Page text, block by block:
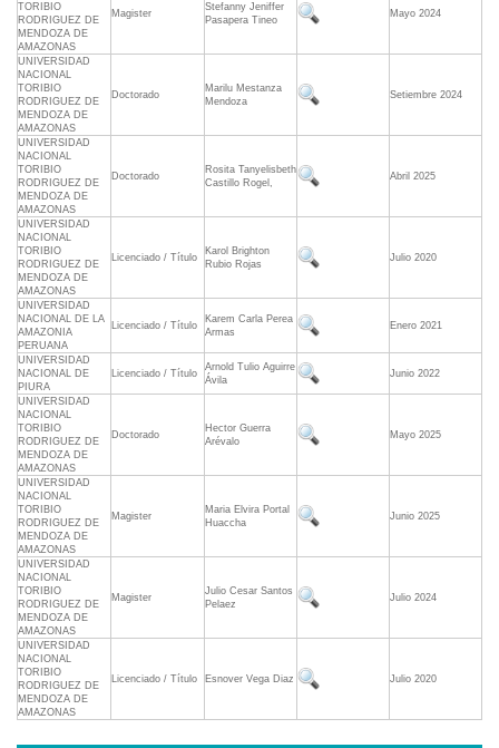
TORIBIO
RODRIGUEZ DE
MENDOZA DE
AMAZONAS
Magister
Stefanny Jeniffer
Pasapera Tineo
Mayo 2024
UNIVERSIDAD
NACIONAL
TORIBIO
RODRIGUEZ DE
MENDOZA DE
AMAZONAS
Doctorado
Marilu Mestanza
Mendoza
Setiembre 2024
UNIVERSIDAD
NACIONAL
TORIBIO
RODRIGUEZ DE
MENDOZA DE
AMAZONAS
Doctorado
Rosita Tanyelisbeth
Castillo Rogel,
Abril 2025
UNIVERSIDAD
NACIONAL
TORIBIO
RODRIGUEZ DE
MENDOZA DE
AMAZONAS
Licenciado / Título
Karol Brighton
Rubio Rojas
Julio 2020
UNIVERSIDAD
NACIONAL DE LA
AMAZONIA
PERUANA
Licenciado / Título
Karem Carla Perea
Armas
Enero 2021
UNIVERSIDAD
NACIONAL DE
PIURA
Licenciado / Título
Arnold Tulio Aguirre
Ávila
Junio 2022
UNIVERSIDAD
NACIONAL
TORIBIO
RODRIGUEZ DE
MENDOZA DE
AMAZONAS
Doctorado
Hector Guerra
Arévalo
Mayo 2025
UNIVERSIDAD
NACIONAL
TORIBIO
RODRIGUEZ DE
MENDOZA DE
AMAZONAS
Magister
Maria Elvira Portal
Huaccha
Junio 2025
UNIVERSIDAD
NACIONAL
TORIBIO
RODRIGUEZ DE
MENDOZA DE
AMAZONAS
Magister
Julio Cesar Santos
Pelaez
Julio 2024
UNIVERSIDAD
NACIONAL
TORIBIO
RODRIGUEZ DE
MENDOZA DE
AMAZONAS
Licenciado / Título Esnover Vega Diaz Julio 2020